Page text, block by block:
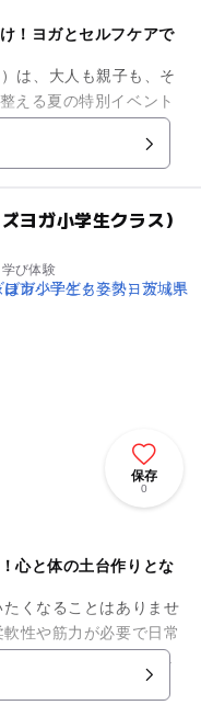
！ヨガとセルフケアで
は、大人も親子も、そ
える夏の特別イベント
ヨガ小学生クラス）
び体験
保存
0
心と体の土台作りとな
性や筋力が必要で日常
と身についていくもの